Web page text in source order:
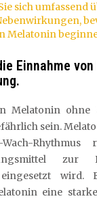
sich umfassend
Melatonin
Einnahme
Melatonin ohne
sein.
zur
eingesetzt
eine